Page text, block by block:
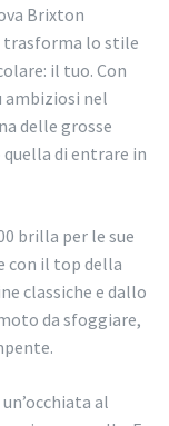
Brixton
trasforma lo stile
il tuo. Con
ambiziosi nel
delle grosse
di entrare in
brilla per le sue
con il top della
classiche e dallo
da sfoggiare,
al